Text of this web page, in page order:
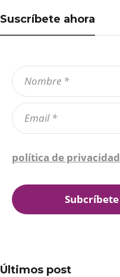
Suscríbete ahora
política de privacidad
Últimos post